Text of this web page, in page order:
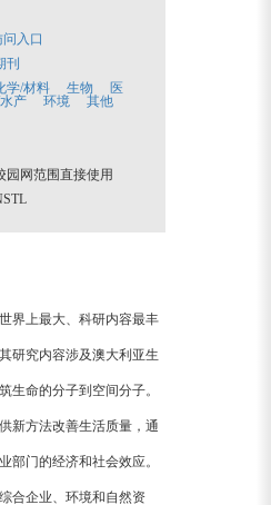
问入口
刊
学/材料 生物
医
产 环境
其他
网范围直接使用
界上最大、科研内容最丰
研究内容涉及澳大利亚生
生命的分子到空间分子。
新方法改善生活质量，通
部门的经济和社会效应。
合企业、环境和自然资